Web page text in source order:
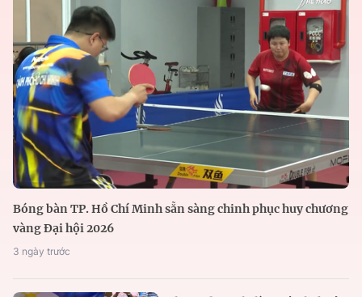
Bóng bàn TP. Hồ Chí Minh sẵn sàng chinh phục huy chương
vàng Đại hội 2026
3 ngày trước